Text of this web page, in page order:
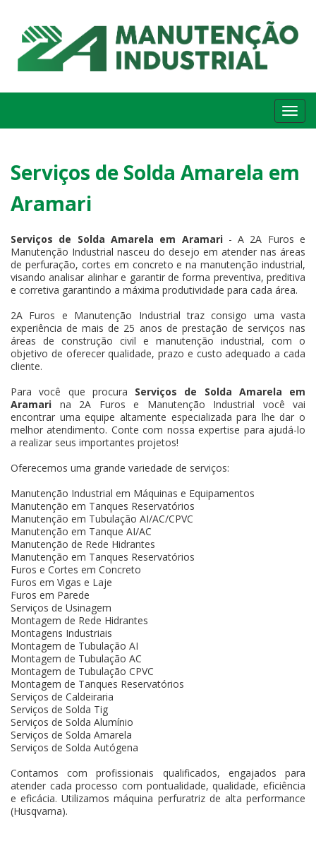
Serviços de Solda Amarela em
Aramari
Serviços de Solda Amarela em Aramari- A 2A Furos e
Manutenção Industrial nasceu do desejo em atender nas áreas
de perfuração, cortes em concreto e na manutenção industrial,
visando analisar alinhar e garantir de forma preventiva, preditiva
e corretiva garantindo a máxima produtividade para cada área.
2A Furos e Manutenção Industrial traz consigo uma vasta
experiência de mais de 25 anos de prestação de serviços nas
áreas de construção civil e manutenção industrial, com o
objetivo de oferecer qualidade, prazo e custo adequado a cada
cliente.
Para você que procura Serviços de Solda Amarela em
Aramari na 2A Furos e Manutenção Industrial você vai
encontrar uma equipe altamente especializada para lhe dar o
melhor atendimento. Conte com nossa expertise para ajudá-lo
a realizar seus importantes projetos!
Oferecemos uma grande variedade de serviços:
Manutenção Industrial em Máquinas e Equipamentos
Manutenção em Tanques Reservatórios
Manutenção em Tubulação AI/AC/CPVC
Manutenção em Tanque AI/AC
Manutenção de Rede Hidrantes
Manutenção em Tanques Reservatórios
Furos e Cortes em Concreto
Furos em Vigas e Laje
Furos em Parede
Serviços de Usinagem
Montagem de Rede Hidrantes
Montagens Industriais
Montagem de Tubulação AI
Montagem de Tubulação AC
Montagem de Tubulação CPVC
Montagem de Tanques Reservatórios
Serviços de Caldeiraria
Serviços de Solda Tig
Serviços de Solda Alumínio
Serviços de Solda Amarela
Serviços de Solda Autógena
Contamos com profissionais qualificados, engajados para
atender cada processo com pontualidade, qualidade, eficiência
e eficácia. Utilizamos máquina perfuratriz de alta performance
(Husqvarna).